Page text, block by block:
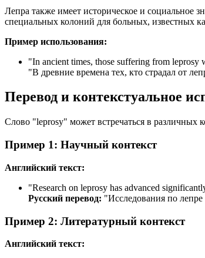
Лепра также имеет историческое и социальное
специальных колоний для больных, известных
Пример использования:
"In ancient times, those suffering from leprosy
"В древние времена тех, кто страдал от
Перевод и контекстуальное
Слово "leprosy" может встречаться в различных
Пример 1: Научный контекст
Английский текст:
"Research on leprosy has advanced
Русский перевод: "Исследования по
Пример 2: Литературный контекст
Английский текст: